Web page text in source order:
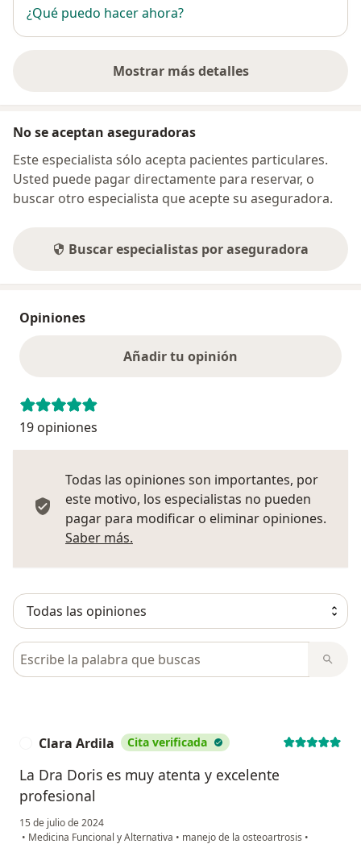
¿Qué puedo hacer ahora?
Mostrar más detalles
sobre la dirección
No se aceptan aseguradoras
Este especialista sólo acepta pacientes particulares.
Usted puede pagar directamente para reservar, o
buscar otro especialista que acepte su aseguradora.
Buscar especialistas por aseguradora
Opiniones
Añadir tu opinión
19 opiniones
Todas las opiniones son importantes, por
este motivo, los especialistas no pueden
pagar para modificar o eliminar opiniones.
Saber más.
Busca en opiniones
Clara Ardila Cita verificada
La Dra Doris es muy atenta y excelente
profesional
15 de julio de 2024
• Medicina Funcional y Alternativa • manejo de la osteoartrosis •